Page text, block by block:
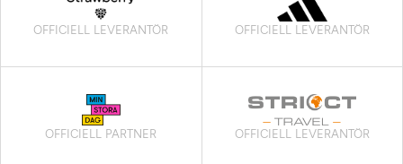
OFFICIELL LEVERANTÖR OFFICIELL LEVERANTÖR
OFFICIELL PARTNER OFFICIELL LEVERANTÖR